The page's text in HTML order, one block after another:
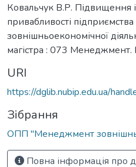
Ковальчук В.Р. Підвищення
привабливості
зовнішньоекономічної
магістра : 073 Менеджмент.
URI
https://dglib.nubip.edu.ua/
Зібрання
ОПП "Менеджмент
Повна інформація про